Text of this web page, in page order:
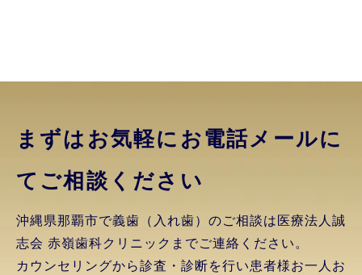
まずはお気軽にお電話メールに
てご相談ください
沖縄県那覇市で義歯（入れ歯）のご相談は医療法人誠
志会 赤嶺歯科クリニックまでご連絡ください。
カウンセリングから診査・診断を行い患者様お一人お